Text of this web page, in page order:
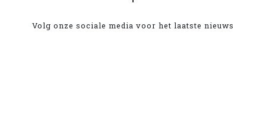
Volg onze sociale media voor het laatste nieuws